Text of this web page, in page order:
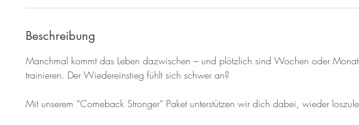
Beschreibung
Manchmal kommt das Leben dazwischen – und plötzlich sind Wochen oder
trainieren. Der Wiedereinstieg fühlt sich schwer an?
Mit unserem “Comeback Stronger” Paket unterstützen wir dich dabei, wieder